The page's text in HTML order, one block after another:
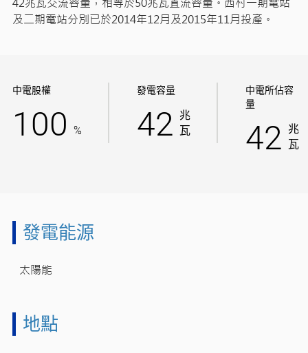
及二期電站分別已於2014年12月及2015年11月投產。
中電股權
100 %
發電容量
42 兆
瓦
中電所佔容
量
42 兆
瓦
發電能源
太陽能
地點